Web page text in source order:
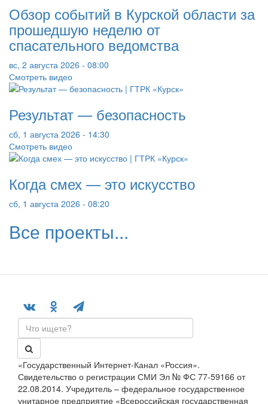
Обзор событий в Курской области за
прошедшую неделю от
спасательного ведомства
вс, 2 августа 2026 - 08:00
Смотреть видео
Результат — безопасность
сб, 1 августа 2026 - 14:30
Смотреть видео
Когда смех — это искусство
сб, 1 августа 2026 - 08:20
Все проекты...
«Государственный Интернет-Канал «Россия».
Свидетельство о регистрации СМИ Эл № ФС 77-59166 от
22.08.2014. Учредитель – федеральное государственное
унитарное предприятие «Всероссийская государственная